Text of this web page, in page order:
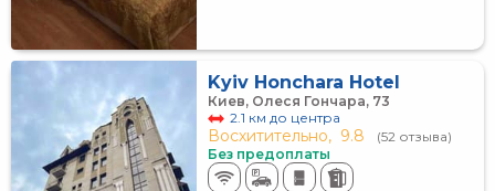
Kyiv Honchara Hotel
Киев, Олеся Гончара, 73
2.1 км до центра
Восхитительно, 9.8
(52 отзыва)
Без предоплаты